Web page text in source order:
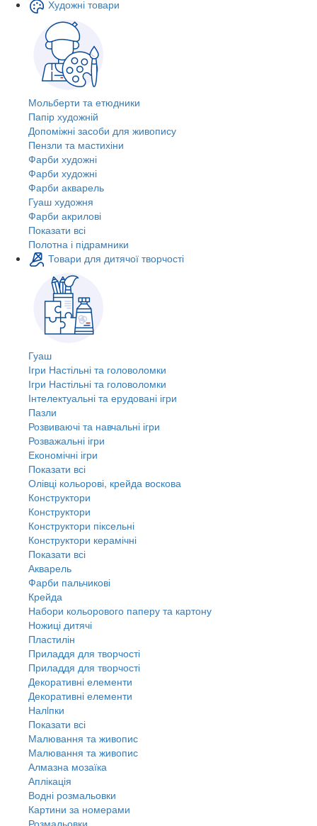
Художні товари
Мольберти та етюдники
Папір художній
Допоміжні засоби для живопису
Пензли та мастихіни
Фарби художні
Фарби художні
Фарби акварель
Гуаш художня
Фарби акрилові
Показати всі
Полотна і підрамники
Товари для дитячої творчості
Гуаш
Ігри Настільні та головоломки
Ігри Настільні та головоломки
Інтелектуальні та ерудовані ігри
Пазли
Розвиваючі та навчальні ігри
Розважальні ігри
Економічні ігри
Показати всі
Олівці кольорові, крейда воскова
Конструктори
Конструктори
Конструктори піксельні
Конструктори керамічні
Показати всі
Акварель
Фарби пальчикові
Крейда
Набори кольорового паперу та картону
Ножиці дитячі
Пластилін
Приладдя для творчості
Приладдя для творчості
Декоративні елементи
Декоративні елементи
Налiпки
Показати всі
Малювання та живопис
Малювання та живопис
Алмазна мозаїка
Аплікація
Водні розмальовки
Картини за номерами